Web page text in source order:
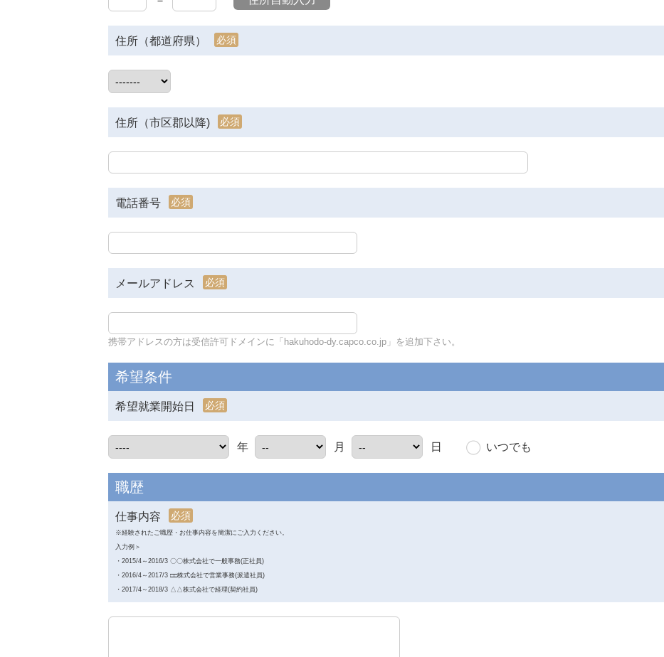
住所（都道府県） 必須
住所（市区郡以降) 必須
電話番号 必須
メールアドレス 必須
携帯アドレスの方は受信許可ドメインに「hakuhodo-dy.capco.co.jp」を追加下さい。
希望条件
希望就業開始日 必須
年 月 日 いつでも
職歴
仕事内容 必須
※経験されたご職歴・お仕事内容を簡潔にご入力ください。
入力例＞
・2015/4～2016/3 〇〇株式会社で一般事務(正社員)
・2016/4～2017/3 □□株式会社で営業事務(派遣社員)
・2017/4～2018/3 △△株式会社で経理(契約社員)